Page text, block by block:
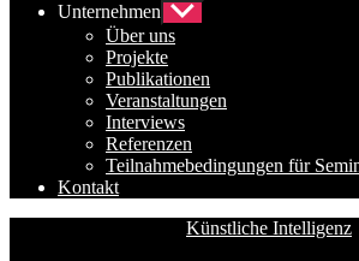
Unternehmen Untermenü
anzeigen
Über uns
Projekte
Publikationen
Veranstaltungen
Interviews
Referenzen
Teilnahmebedingungen für
Kontakt
Kategorien
Künstliche Intelligenz